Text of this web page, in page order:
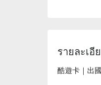
that your
Q. Can I use
รายละเอี
酷遊卡｜出